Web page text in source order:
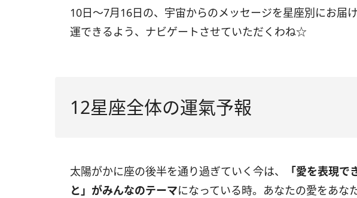
10日〜7月16日の、宇宙からのメッセージを星座別にお届
運できるよう、ナビゲートさせていただくわね☆
12星座全体の運氣予報
太陽がかに座の後半を通り過ぎていく今は、
「愛を表現
と」がみんなのテーマになっている時。あなたの愛をあな